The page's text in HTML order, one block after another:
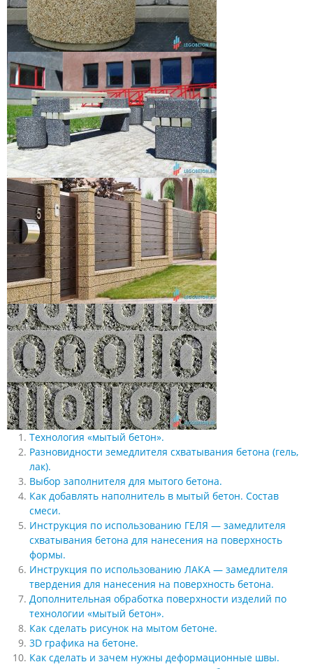
Технология «мытый бетон».
Разновидности земедлителя схватывания бетона (гель,
лак).
Выбор заполнителя для мытого бетона.
Как добавлять наполнитель в мытый бетон. Состав
смеси.
Инструкция по использованию ГЕЛЯ — замедлителя
схватывания бетона для нанесения на поверхность
формы.
Инструкция по использованию ЛАКА — замедлителя
твердения для нанесения на поверхность бетона.
Дополнительная обработка поверхности изделий по
технологии «мытый бетон».
Как сделать рисунок на мытом бетоне.
3D графика на бетоне.
Как сделать и зачем нужны деформационные швы.